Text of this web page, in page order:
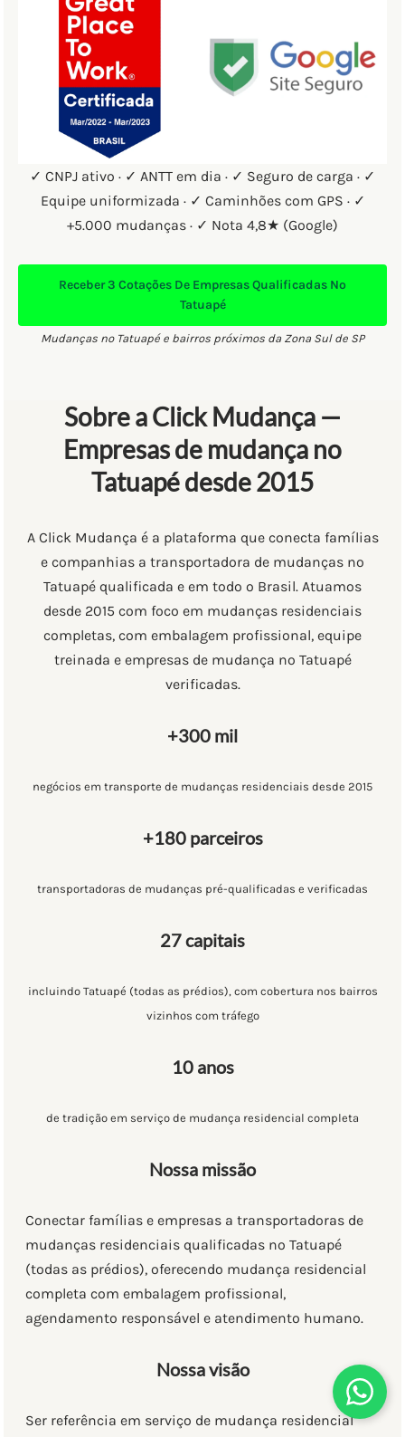
✓ CNPJ ativo · ✓ ANTT em dia · ✓ Seguro de carga · ✓
Equipe uniformizada · ✓ Caminhões com GPS · ✓
+5.000 mudanças · ✓ Nota 4,8★ (Google)
Receber3 Cotações De Empresas Qualificadas No
Tatuapé
Mudanças no Tatuapé e bairros próximos da Zona Sul de SP
Sobre a Click Mudança —
Empresas de mudança no
Tatuapé desde 2015
A Click Mudança é a plataforma que conecta famílias
e companhias a transportadora de mudanças no
Tatuapé qualificada e em todo o Brasil. Atuamos
desde 2015 com foco em mudanças residenciais
completas, com embalagem profissional, equipe
treinada e empresas de mudança no Tatuapé
verificadas.
+300 mil
negócios em transporte de mudanças residenciais desde 2015
+180 parceiros
transportadoras de mudanças pré-qualificadas e verificadas
27 capitais
incluindo Tatuapé (todas as prédios), com cobertura nos bairros
vizinhos com tráfego
10 anos
de tradição em serviço de mudança residencial completa
Nossa missão
Conectar famílias e empresas a transportadoras de
mudanças residenciais qualificadas no Tatuapé
(todas as prédios), oferecendo mudança residencial
completa com embalagem profissional,
agendamento responsável e atendimento humano.
Nossa visão
Ser referência em serviço de mudança residencial